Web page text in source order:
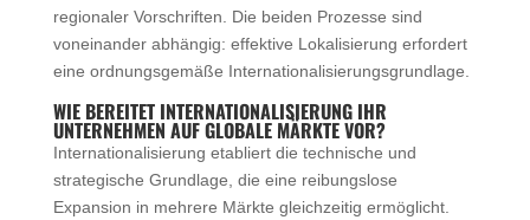
regionaler Vorschriften. Die beiden Prozesse sind
voneinander abhängig: effektive Lokalisierung erfordert
eine ordnungsgemäße Internationalisierungsgrundlage.
WIE BEREITET INTERNATIONALISIERUNG IHR
UNTERNEHMEN AUF GLOBALE MÄRKTE VOR?
Internationalisierung etabliert die technische und
strategische Grundlage, die eine reibungslose
Expansion in mehrere Märkte gleichzeitig ermöglicht.